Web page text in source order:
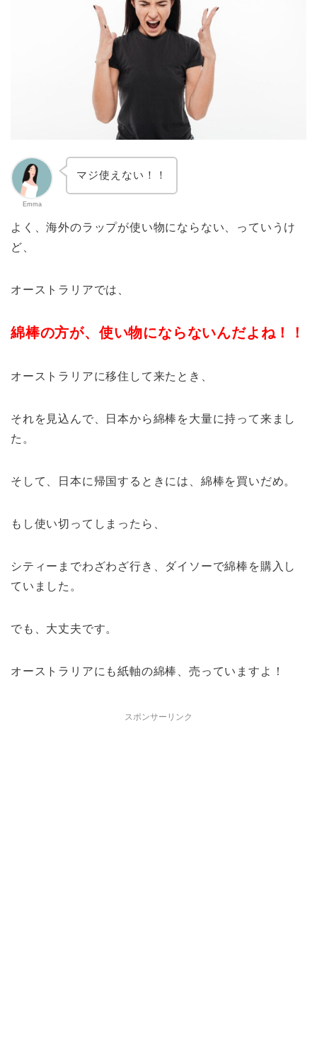
Emma
マジ使えない！！
よく、海外のラップが使い物にならない、っていうけ
ど、
オーストラリアでは、
綿棒の方が、使い物にならないんだよね！！
オーストラリアに移住して来たとき、
それを見込んで、日本から綿棒を大量に持って来まし
た。
そして、日本に帰国するときには、綿棒を買いだめ。
もし使い切ってしまったら、
シティーまでわざわざ行き、ダイソーで綿棒を購入し
ていました。
でも、大丈夫です。
オーストラリアにも紙軸の綿棒、売っていますよ！
スポンサーリンク